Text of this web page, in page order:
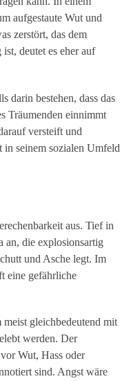
aufgestaute Wut und
zerstört, das dem
deutet es eher auf
darin bestehen, dass das
Träumenden einnimmt
versteift und
in seinem sozialen Umfeld
aus. Tief in
an, die explosionsartig
und Asche legt. Im
eine gefährliche
gleichbedeutend mit
werden. Der
Wut, Hass oder
sind. Angst wäre